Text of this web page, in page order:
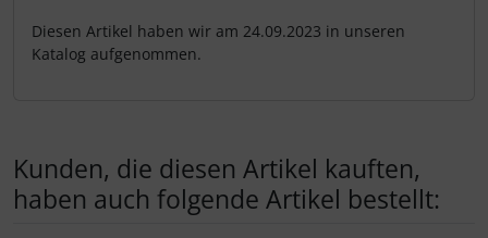
Diesen Artikel haben wir am 24.09.2023 in unseren
Katalog aufgenommen.
Kunden, die diesen Artikel kauften,
haben auch folgende Artikel bestellt: